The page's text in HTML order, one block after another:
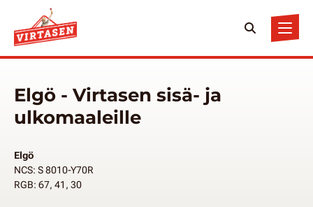
Elgö - Virtasen sisä- ja
ulkomaaleille
Elgö
NCS: S 8010-Y70R
RGB: 67, 41, 30